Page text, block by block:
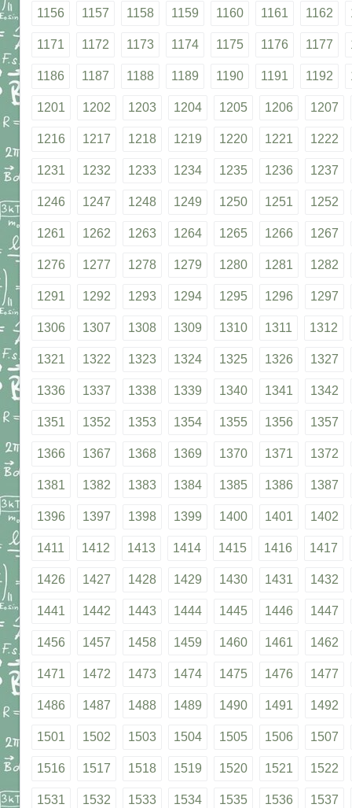
1156 1157 1158 1159 1160 1161 1162
1171 1172 1173 1174 1175 1176 1177
1186 1187 1188 1189 1190 1191 1192
1201 1202 1203 1204 1205 1206 1207
1216 1217 1218 1219 1220 1221 1222
1231 1232 1233 1234 1235 1236 1237
1246 1247 1248 1249 1250 1251 1252
1261 1262 1263 1264 1265 1266 1267
1276 1277 1278 1279 1280 1281 1282
1291 1292 1293 1294 1295 1296 1297
1306 1307 1308 1309 1310 1311 1312
1321 1322 1323 1324 1325 1326 1327
1336 1337 1338 1339 1340 1341 1342
1351 1352 1353 1354 1355 1356 1357
1366 1367 1368 1369 1370 1371 1372
1381 1382 1383 1384 1385 1386 1387
1396 1397 1398 1399 1400 1401 1402
1411 1412 1413 1414 1415 1416 1417
1426 1427 1428 1429 1430 1431 1432
1441 1442 1443 1444 1445 1446 1447
1456 1457 1458 1459 1460 1461 1462
1471 1472 1473 1474 1475 1476 1477
1486 1487 1488 1489 1490 1491 1492
1501 1502 1503 1504 1505 1506 1507
1516 1517 1518 1519 1520 1521 1522
1531 1532 1533 1534 1535 1536 1537